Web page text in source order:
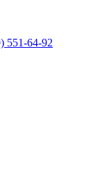
551-64-92